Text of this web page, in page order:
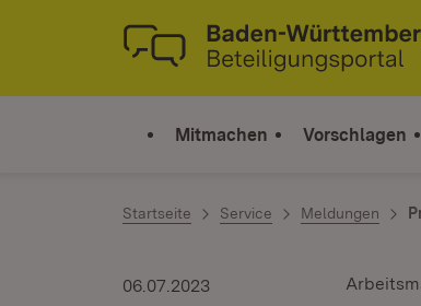
Zum Inhalt springen
Link zur Startseite
Mitmachen Vorschlagen
Startseite Service Meldungen
06.07.2023